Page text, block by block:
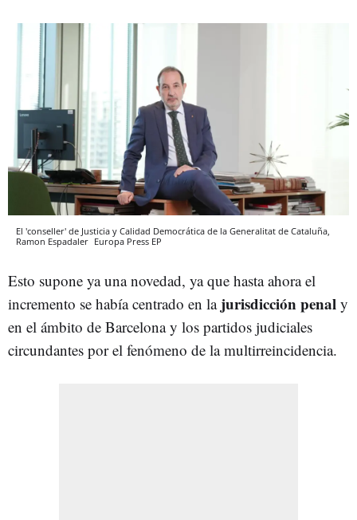
El 'conseller' de Justicia y Calidad Democrática de la Generalitat de Cataluña,
Ramon Espadaler Europa Press EP
Esto supone ya una novedad, ya que hasta ahora el
incremento se había centrado en lajurisdicción penal y
en el ámbito de Barcelona y los partidos judiciales
circundantes por el fenómeno de la multirreincidencia.